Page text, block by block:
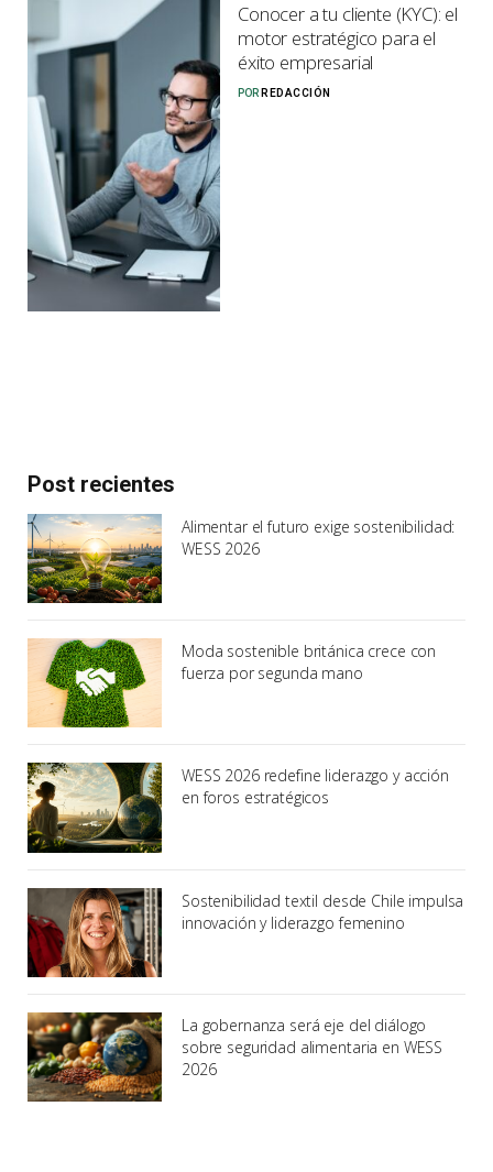
Conocer a tu cliente (KYC): el
motor estratégico para el
éxito empresarial
POR REDACCIÓN
Post recientes
Alimentar el futuro exige sostenibilidad:
WESS 2026
Moda sostenible británica crece con
fuerza por segunda mano
WESS 2026 redefine liderazgo y acción
en foros estratégicos
Sostenibilidad textil desde Chile impulsa
innovación y liderazgo femenino
La gobernanza será eje del diálogo
sobre seguridad alimentaria en WESS
2026